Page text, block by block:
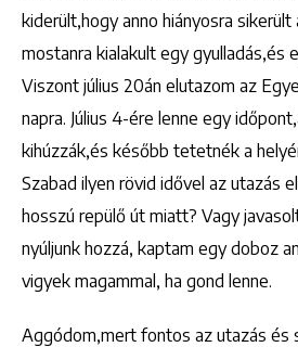
kiderült,hogy anno hiányosra
mostanra kialakult egy gyulladás,és
Viszont július 20án elutazom az
napra. Július 4-ére lenne egy
kihúzzák,és később tetetnék a
Szabad ilyen rövid idővel az utazás
hosszú repülő út miatt? Vagy
nyúljunk hozzá, kaptam egy doboz
vigyek magammal, ha gond lenne.
Aggódom,mert fontos az utazás és